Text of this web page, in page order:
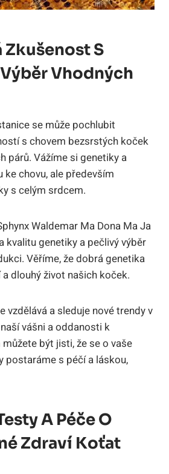
S
Vhodných
se může pochlubit
s ⁣chovem bezsrstých ⁢koček
párů. ​Vážíme si ⁣genetiky a
chovu, ale především
​s celým srdcem.
Waldemar Ma Dona Ma Ja
kvalitu genetiky a pečlivý výběr
Věříme,⁤ že dobrá genetika
dlouhý život našich koček.
vzdělává a sleduje nové ‍trendy v
vášni a oddanosti k
být ‍jisti, že se o ‌vaše
postaráme s péčí a láskou,
A Péče O‌
Zdraví Koťat